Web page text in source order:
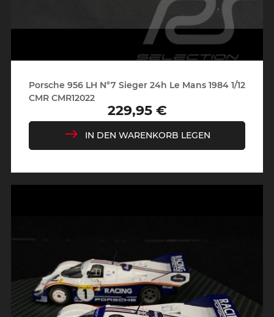
Porsche 956 LH N°7 Sieger 24h Le Mans 1984 1/12
CMR CMR12022
Preis
229,95 €
IN DEN WARENKORB LEGEN